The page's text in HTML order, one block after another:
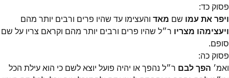
פסוק כד:
ויפר את עמו שם מאד והעצימו עד שהיו פרים ורבים יותר מהם
ויעצימהו מצריו ר״ל שהיו פרים ורבים יותר מהם וקראם צריו על שם
סופם.
פסוק כה:
ואמ׳ הפך לבם ר״ל נהפך או יהיה פועל יוצא לשם כי הוא עילת הכל